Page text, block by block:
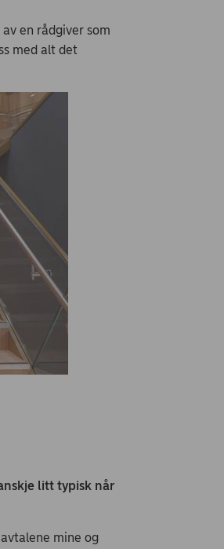
en rådgiver som
med alt det
litt typisk når
mine og